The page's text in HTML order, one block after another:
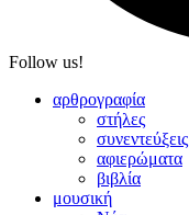
Follow us!
αρθρογραφία
στήλες
συνεντεύξεις
αφιερώματα
βιβλία
μουσική